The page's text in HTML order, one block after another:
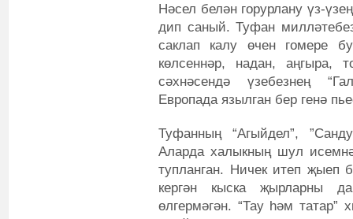
Нәсел белән горурлану үз-
дип саный. Туфан
саклап калу өчен гомере
көлсеннәр, надан, аңгыра,
сәхнәсендә үзебезнең
Европада язылган бер генә
Туфанның “Агыйдел”,
Аларда халыкның шул
тупланган. Ничек итеп җыеп
кергән кыска җырларны
өлгермәгән. “Тау һәм